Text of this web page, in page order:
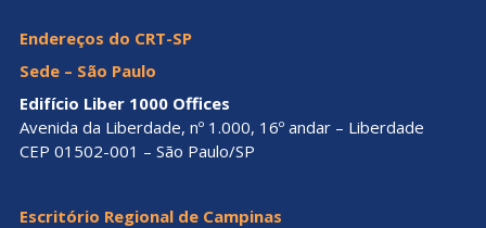
Endereços do CRT-SP
Sede – São Paulo
Edifício Liber 1000 Offices
Avenida da Liberdade, nº 1.000, 16º andar – Liberdade
CEP 01502-001 – São Paulo/SP
Escritório Regional de Campinas